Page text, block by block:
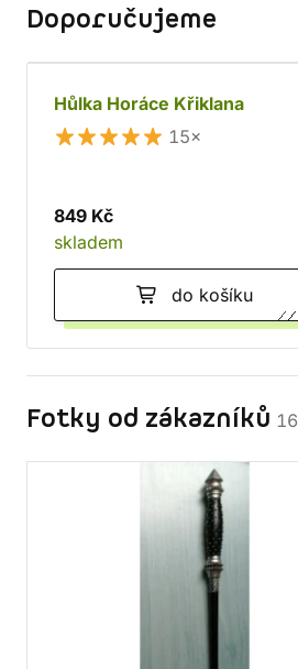
Doporučujeme
Hůlka Horáce Křiklana
15×
849 Kč
skladem
do košíku
Fotky od zákazníků 16